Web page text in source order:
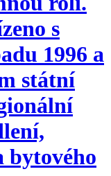
s
1996 a
státní
bytového